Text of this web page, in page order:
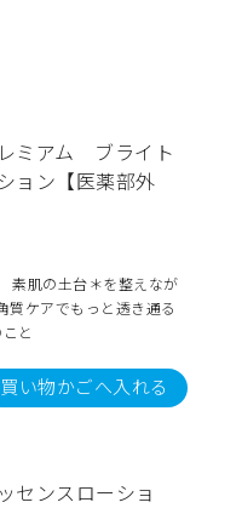
ミアム ブライト
ョン【医薬部外
素肌の土台＊を整えなが
質ケアでもっと透き通る
と
買い物かごへ入れる
ンスローショ